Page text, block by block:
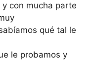
con mucha parte
qué tal le
le probamos y